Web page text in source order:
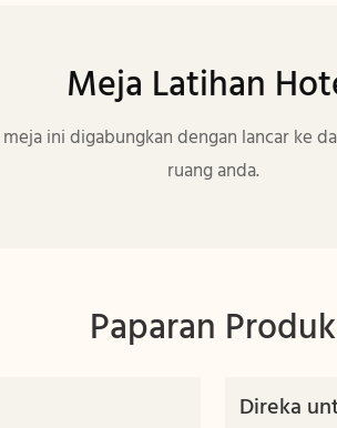
Meja Latihan
ini digabungkan dengan lancar ke
ruang anda.
Paparan Produk
Direka